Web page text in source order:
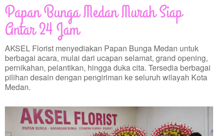
Papan Bunga Medan Murah Siap
Antar 24 Jam
AKSEL Florist menyediakan Papan Bunga Medan untuk
berbagai acara, mulai dari ucapan selamat, grand opening,
pernikahan, pelantikan, hingga duka cita. Tersedia berbagai
pilihan desain dengan pengiriman ke seluruh wilayah Kota
Medan.